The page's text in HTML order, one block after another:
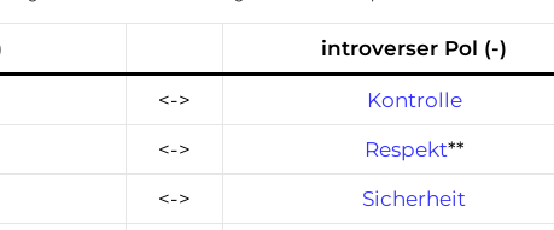
introverser Pol (-)
<-> Kontrolle
<-> Respekt**
<-> Sicherheit